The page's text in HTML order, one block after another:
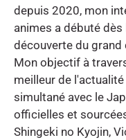
depuis 2020, mon
animes a débuté dès
découverte du grand
Mon objectif à
meilleur de
simultané avec le
officielles et
Shingeki no Kyojin,